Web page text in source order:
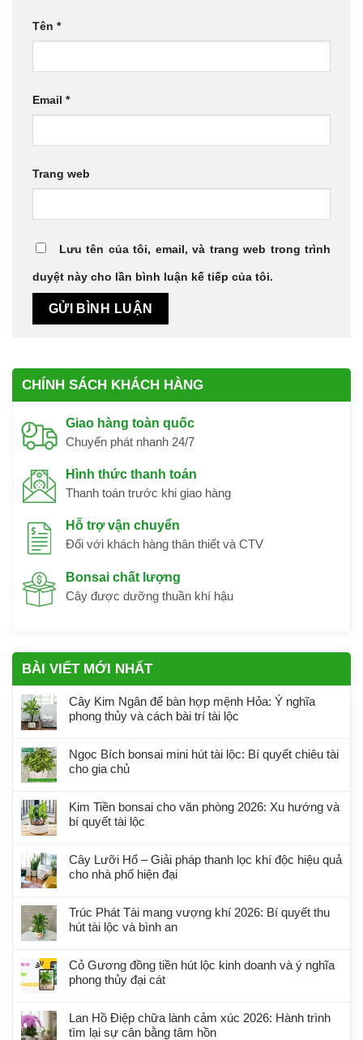
Tên *
Email *
Trang web
Lưu tên của tôi, email, và trang web trong trình
duyệt này cho lần bình luận kế tiếp của tôi.
CHÍNH SÁCH KHÁCH HÀNG
Giao hàng toàn quốc
Chuyển phát nhanh 24/7
Hình thức thanh toán
Thanh toán trước khi giao hàng
Hỗ trợ vận chuyển
Đối với khách hàng thân thiết và CTV
Bonsai chất lượng
Cây được dưỡng thuần khí hậu
BÀI VIẾT MỚI NHẤT
Cây Kim Ngân để bàn hợp mệnh Hỏa: Ý nghĩa
phong thủy và cách bài trí tài lộc
Ngọc Bích bonsai mini hút tài lộc: Bí quyết chiêu tài
cho gia chủ
Kim Tiền bonsai cho văn phòng 2026: Xu hướng và
bí quyết tài lộc
Cây Lưỡi Hổ – Giải pháp thanh lọc khí độc hiệu quả
cho nhà phố hiện đại
Trúc Phát Tài mang vượng khí 2026: Bí quyết thu
hút tài lộc và bình an
Cỏ Gương đồng tiền hút lộc kinh doanh và ý nghĩa
phong thủy đại cát
Lan Hồ Điệp chữa lành cảm xúc 2026: Hành trình
tìm lại sự cân bằng tâm hồn